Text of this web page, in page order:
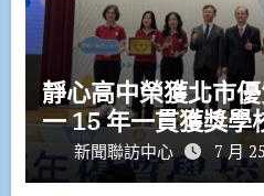
靜心高中榮獲北市
一 15 年一貫獲獎學
新聞聯訪中心 7 月